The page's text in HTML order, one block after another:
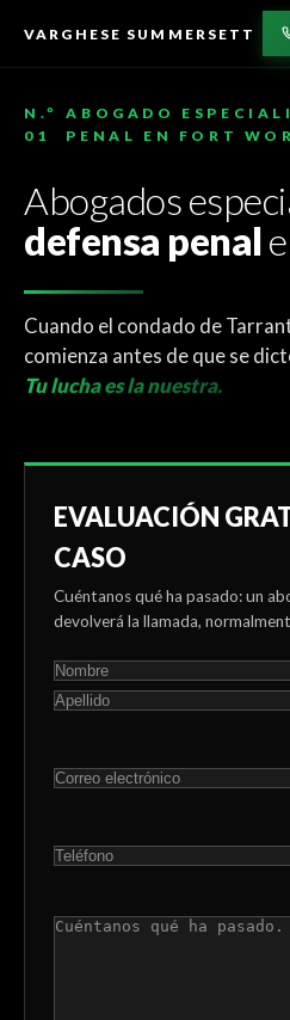
CONTENIDO
VARGHESE SUMMERSETT
N.º
01
ABOGADO
PENAL EN FORT
Abogados
defensa penal
Cuando el condado de
comienza antes de que se
Tu lucha es la nuestra.
EVALUACIÓN
CASO
Cuéntanos qué ha pasado: un
devolverá la llamada,
NOMBRE(OBLIGATORIO)
En
CORREO
ELECTRÓNICO
TELÉFONO(OBLIGATORIO)
COMENTARIOS